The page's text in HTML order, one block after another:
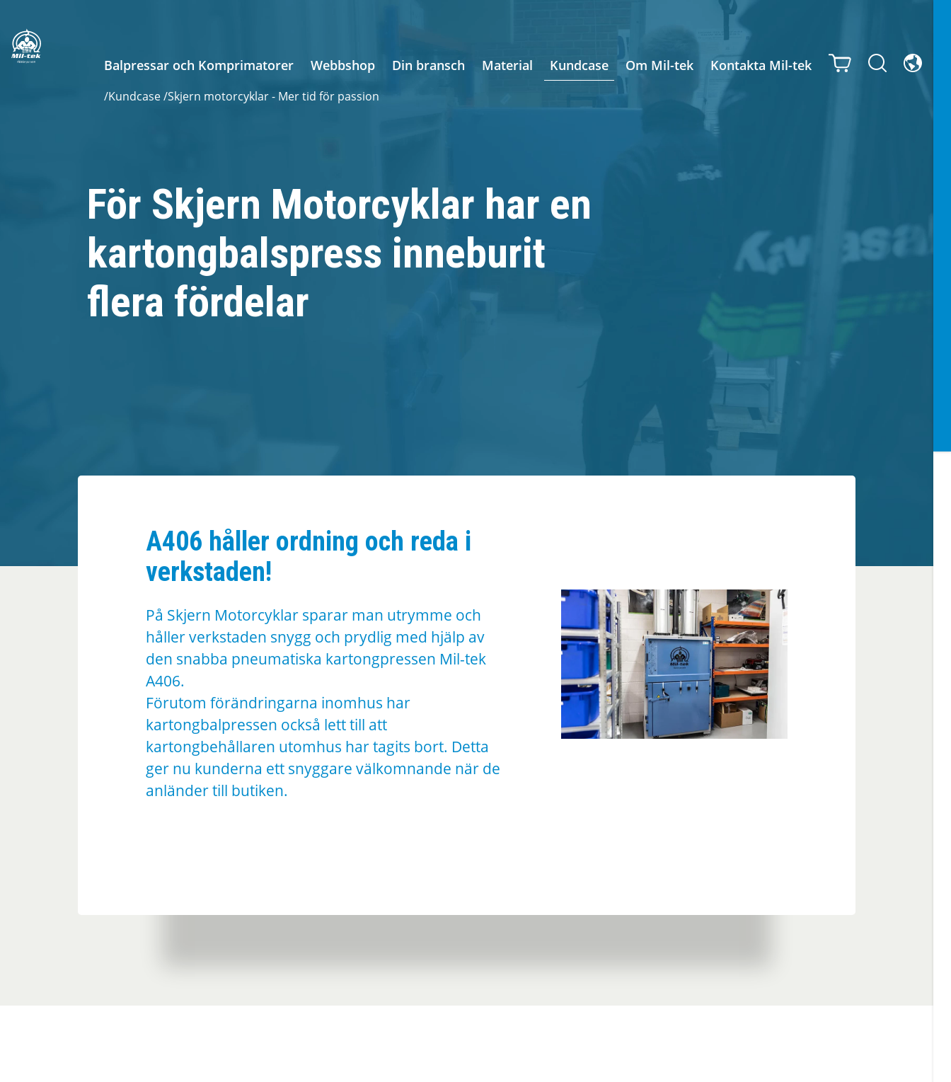
Balpressar och Komprimatorer Webbshop Din bransch Material Kundcase Om Mil-tek Kontakta Mil-tek
/Kundcase/Skjern motorcyklar - Mer tid för passion
För Skjern Motorcyklar har en
kartongbalspress inneburit
flera fördelar
A406 håller ordning och reda i
verkstaden!
På Skjern Motorcyklar sparar man utrymme och
håller verkstaden snygg och prydlig med hjälp av
den snabba pneumatiska kartongpressen Mil-tek
A406.
Förutom förändringarna inomhus har
kartongbalpressen också lett till att
kartongbehållaren utomhus har tagits bort. Detta
ger nu kunderna ett snyggare välkomnande när de
anländer till butiken.